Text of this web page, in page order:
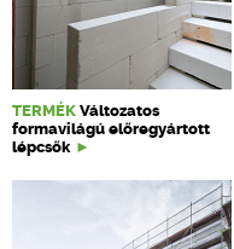
TERMÉK Változatos
formavilágú előregyártott
lépcsők